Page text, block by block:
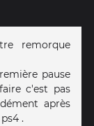
remorque
pause
c'est pas
après
.